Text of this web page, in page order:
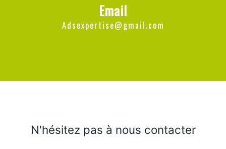
Email
adsexpertise@gmail.com
N'hésitez pas à nous contacter